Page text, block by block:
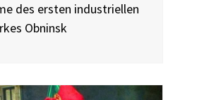
des ersten industriellen
Obninsk